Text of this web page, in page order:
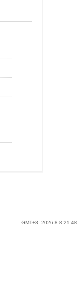
GMT+8, 2026-8-8 21:48